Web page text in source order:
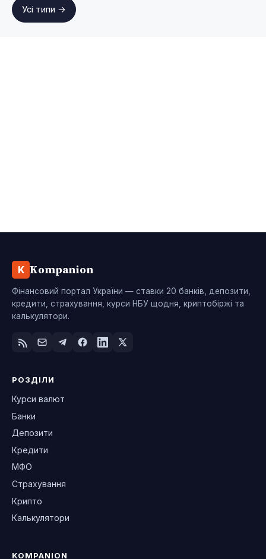
Усі типи →
K Kompanion
Фінансовий портал України — ставки 20 банків, депозити,
кредити, страхування, курси НБУ щодня, криптобіржі та
калькулятори.
РОЗДІЛИ
Курси валют
Банки
Депозити
Кредити
МФО
Страхування
Крипто
Калькулятори
KOMPANION